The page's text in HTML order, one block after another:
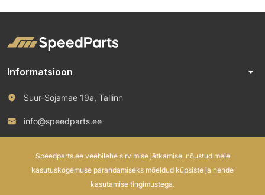
Informatsioon arrow_drop_down
Suur-Sojamae 19a, Tallinn
info@speedparts.ee
Speedparts.ee veebilehe sirvimise jätkamisel nõustud meie
kasutuskogemuse parandamiseks mõeldud küpsiste ja nende
kasutamise tingimustega.